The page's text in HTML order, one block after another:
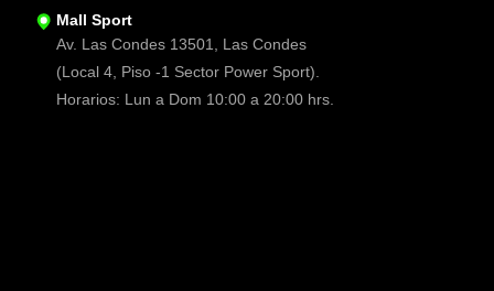
Mall Sport
Av. Las Condes 13501, Las Condes
(Local 4, Piso -1 Sector Power Sport).
Horarios: Lun a Dom 10:00 a 20:00 hrs.